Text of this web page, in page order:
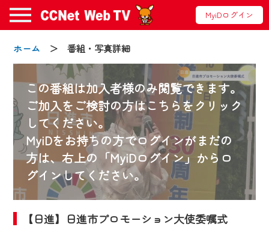
MyiDログイン
ホーム ＞ 番組・写真詳細
この番組は加入者様のみ閲覧できます。
ご加入をご検討の方はこちらをクリック
してください。
MyiDをお持ちの方でログインがまだの
方は、右上の「MyiDログイン」からロ
グインしてください。
【日進】日進市プロモーション大使委嘱式
お知らせ
2024/09/02
動画配信サービス『CCNet Web TV』は2024
年9月24日からリニューアルします！